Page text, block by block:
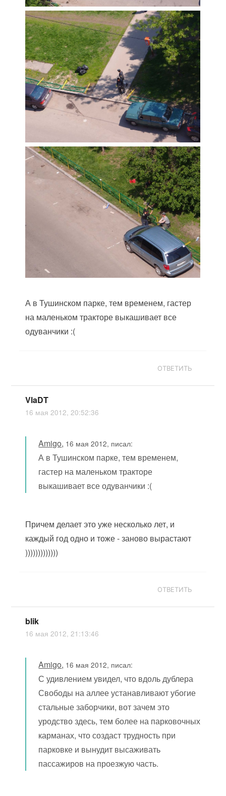
А в Тушинском парке, тем временем, гастер
на маленьком тракторе выкашивает все
одуванчики :(
ОТВЕТИТЬ
VlaDT
16 мая 2012, 20:52:36
Amigo, 16 мая 2012, писал:
А в Тушинском парке, тем временем,
гастер на маленьком тракторе
выкашивает все одуванчики :(
Причем делает это уже несколько лет, и
каждый год одно и тоже - заново вырастают
)))))))))))))
ОТВЕТИТЬ
blik
16 мая 2012, 21:13:46
Amigo, 16 мая 2012, писал:
С удивлением увидел, что вдоль дублера
Свободы на аллее устанавливают убогие
стальные заборчики, вот зачем это
уродство здесь, тем более на парковочных
карманах, что создаст трудность при
парковке и вынудит высаживать
пассажиров на проезжую часть.